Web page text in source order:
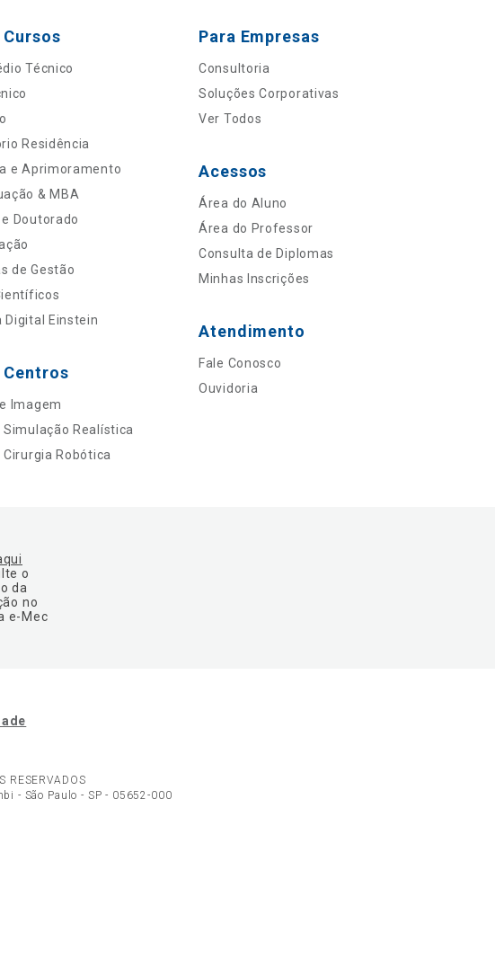
Técnico
Residência
e Aprimoramento
& MBA
Doutorado
de Gestão
Digital Einstein
Centros
Imagem
Simulação Realística
Robótica
Para Empresas
Consultoria
Soluções Corporativas
Ver Todos
Acessos
Área do Aluno
Área do Professor
Consulta de Diplomas
Minhas Inscrições
Atendimento
Fale Conosco
Ouvidoria
o
da
no
e-Mec
RESERVADOS
- São Paulo - SP - 05652-000